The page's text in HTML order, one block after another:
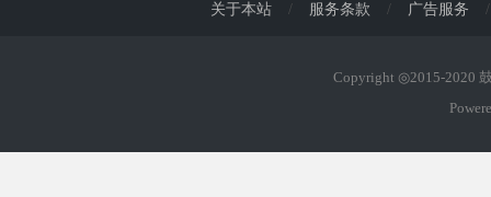
关于本站 / 服务条款 / 广告服务 /
Copyright ◎2015-2020